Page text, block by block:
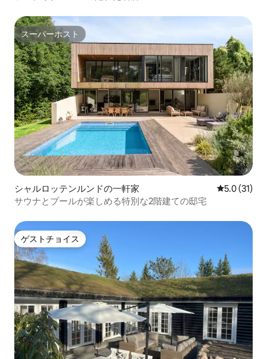
スーパーホスト
スーパーホスト
シャルロッテンルンドの一軒家 レビュー31
5.0 (31)
サウナとプールが楽しめる特別な2階建ての邸宅
ゲストチョイス
ゲストチョイス